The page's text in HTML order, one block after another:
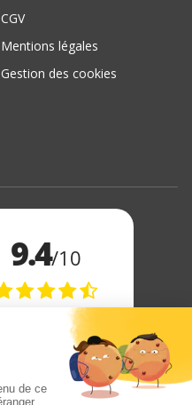
CGV
Mentions légales
Gestion des cookies